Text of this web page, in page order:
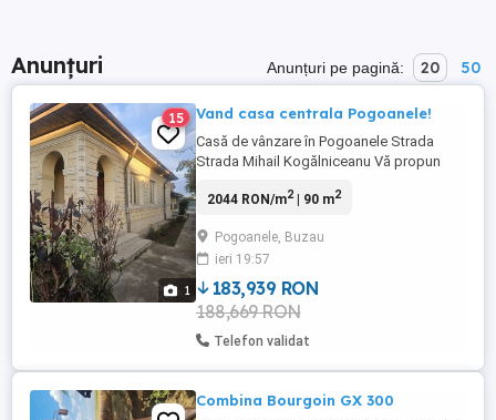
Anunțuri Anunțuri pe pagină: 20 50
1
15 Vand casa centrala Pogoanele!
Casă de vânzare în Pogoanele Strada
Strada Mihail Kogălniceanu Vă propun
foarte bună, la doar de 100 m de piață si
proprietate: 3 camere spațioase Baie
Bucătărie recent zugravita Uși schimbate
și câteva îmbunătățiri ...
2044 RON/m2| 90 m2
Pogoanele, Buzau
ieri 19:57
183,939 RON
188,669 RON
Telefon validat
Combina Bourgoin GX 300